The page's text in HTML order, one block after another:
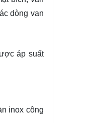
dòng van
áp suất
inox công